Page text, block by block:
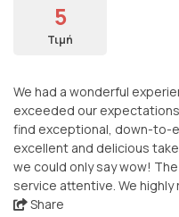
5
Τιμή
We had a wonderful
exceeded our
find exceptional, down-to-
excellent and delicious
we could only say wow!
service attentive. We highly
Share